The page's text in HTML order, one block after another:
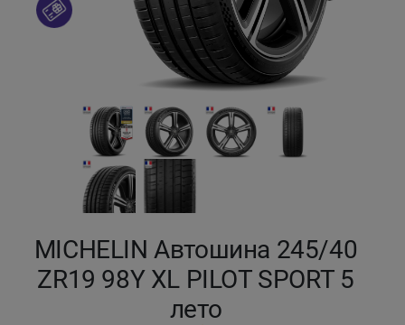
MICHELIN Автошина 245/40
ZR19 98Y XL PILOT SPORT 5
лето
Кокшетау
Кызылорда
Павлодар
Петропавловск
Семей